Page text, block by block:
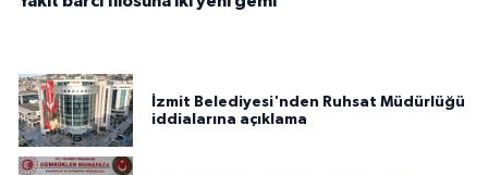
İzmit Belediyesi'nden Ruhsat Müdürlüğü
iddialarına açıklama